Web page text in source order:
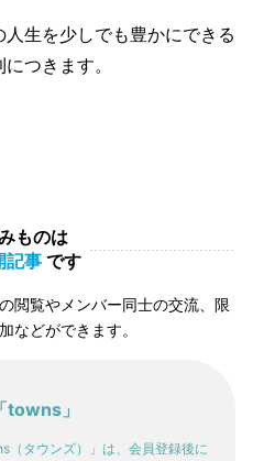
生を少しでも豊かにできる
つきます。
ものは
記事 です
閲覧やメンバー同士の交流、限
などができます。
」
タウンズ）」は、会員登録後に